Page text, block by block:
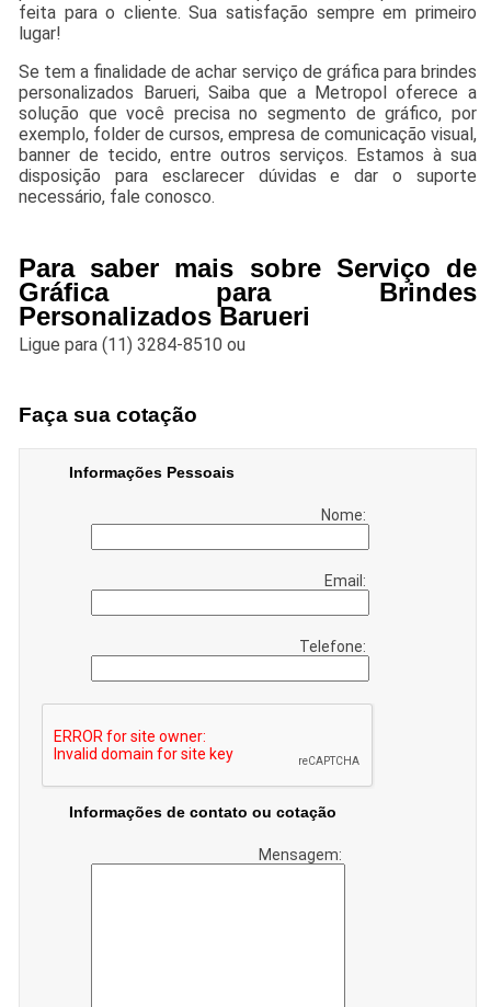
feita para o cliente. Sua satisfação sempre em primeiro
lugar!
Se tem a finalidade de achar serviço de gráfica para brindes
personalizados Barueri, Saiba que a Metropol oferece a
solução que você precisa no segmento de gráfico, por
exemplo, folder de cursos, empresa de comunicação visual,
banner de tecido, entre outros serviços. Estamos à sua
disposição para esclarecer dúvidas e dar o suporte
necessário, fale conosco.
Para saber mais sobre Serviço de
Gráfica para Brindes
Personalizados Barueri
Ligue para(11) 3284-8510 ou
Faça sua cotação
Informações Pessoais
Nome:
Email:
Telefone:
Informações de contato ou cotação
Mensagem: